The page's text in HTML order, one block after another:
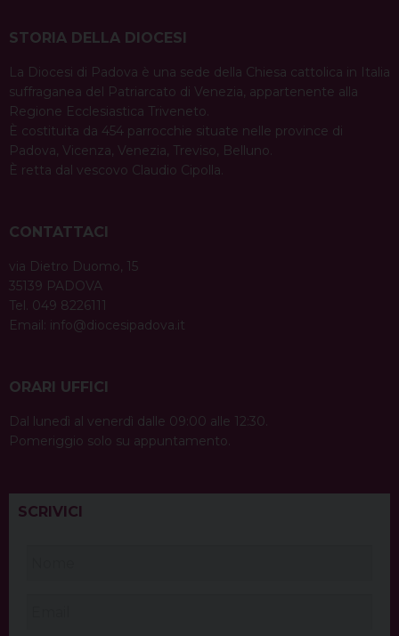
STORIA DELLA DIOCESI
La Diocesi di Padova è una sede della Chiesa cattolica in Italia
suffraganea del Patriarcato di Venezia, appartenente alla
Regione Ecclesiastica Triveneto.
È costituita da 454 parrocchie situate nelle province di
Padova, Vicenza, Venezia, Treviso, Belluno.
È retta dal vescovo Claudio Cipolla.
CONTATTACI
via Dietro Duomo, 15
35139 PADOVA
Tel. 049 8226111
Email: info@diocesipadova.it
ORARI UFFICI
Dal lunedì al venerdì dalle 09:00 alle 12:30.
Pomeriggio solo su appuntamento.
SCRIVICI